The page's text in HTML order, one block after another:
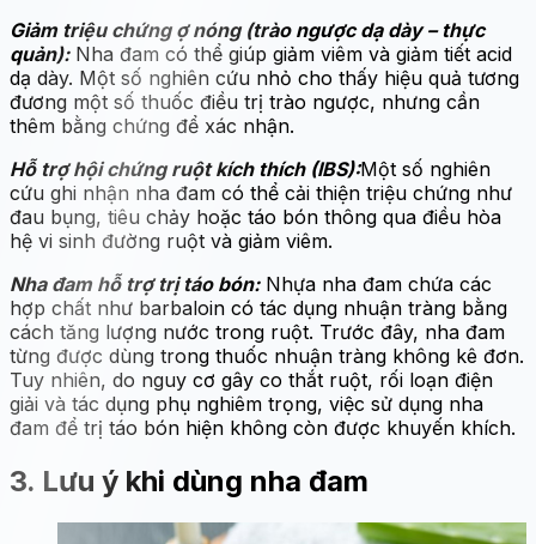
Giảm triệu chứng ợ nóng (trào ngược dạ dày – thực
quản):Nha đam có thể giúp giảm viêm và giảm tiết acid
dạ dày. Một số nghiên cứu nhỏ cho thấy hiệu quả tương
đương một số thuốc điều trị trào ngược, nhưng cần
thêm bằng chứng để xác nhận.
Hỗ trợ hội chứng ruột kích thích (IBS):Một số nghiên
cứu ghi nhận nha đam có thể cải thiện triệu chứng như
đau bụng, tiêu chảy hoặc táo bón thông qua điều hòa
hệ vi sinh đường ruột và giảm viêm.
Nha đam hỗ trợ trị táo bón:Nhựa nha đam chứa các
hợp chất như barbaloin có tác dụng nhuận tràng bằng
cách tăng lượng nước trong ruột. Trước đây, nha đam
từng được dùng trong thuốc nhuận tràng không kê đơn.
Tuy nhiên, do nguy cơ gây co thắt ruột, rối loạn điện
giải và tác dụng phụ nghiêm trọng, việc sử dụng nha
đam để trị táo bón hiện không còn được khuyến khích.
3. Lưu ý khi dùng nha đam